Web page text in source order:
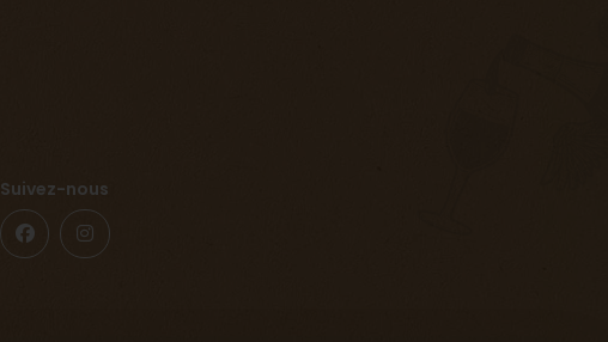
Suivez-nous